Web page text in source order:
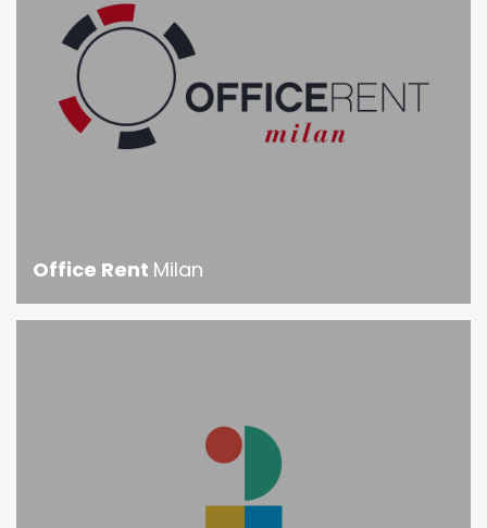
Office Rent Milan